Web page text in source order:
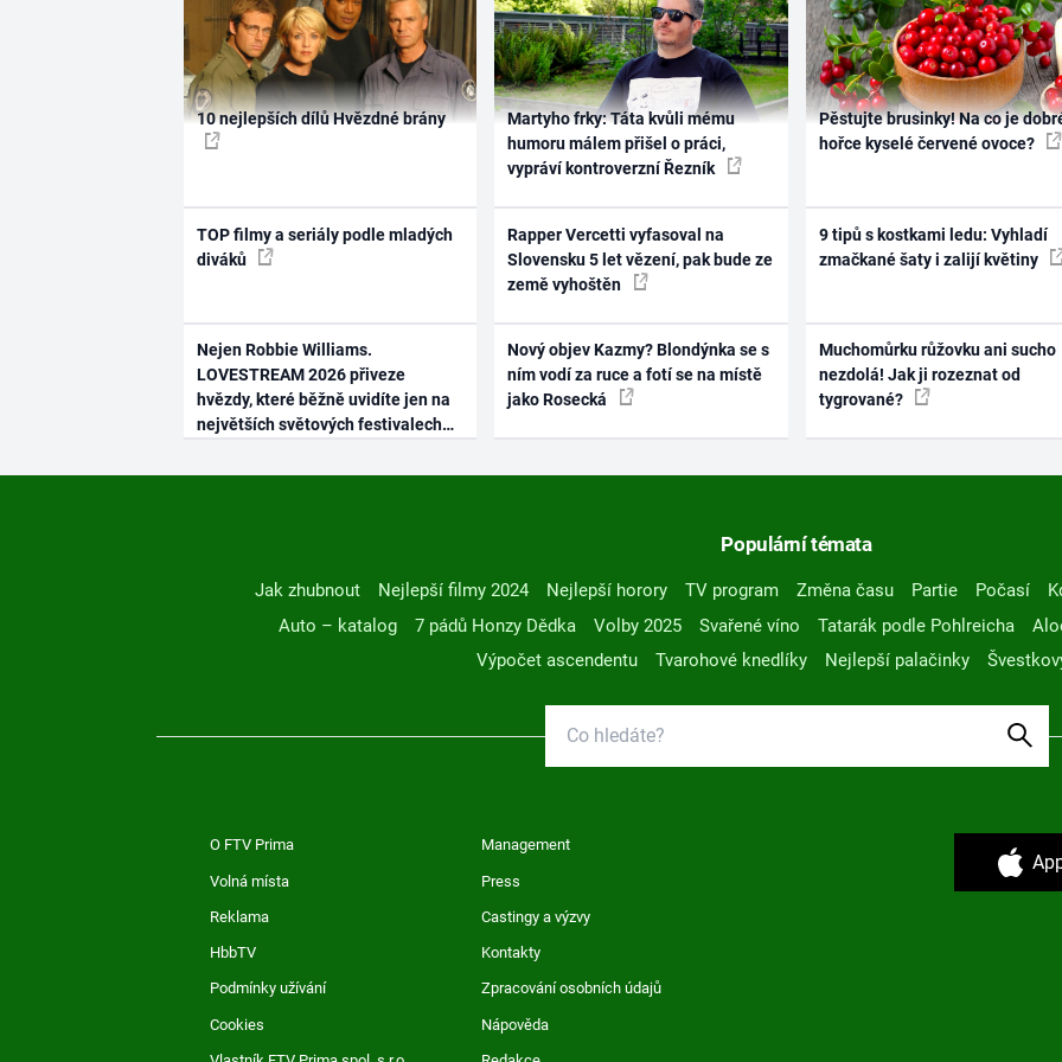
10 nejlepších dílů Hvězdné brány
TOP filmy a seriály podle mladých
diváků
Nejen Robbie Williams.
LOVESTREAM 2026 přiveze
hvězdy, které běžně uvidíte jen na
největších světových festivalech
Martyho frky: Táta kvůli mému
humoru málem přišel o práci,
vypráví kontroverzní Řezník
Rapper Vercetti vyfasoval na
Slovensku 5 let vězení, pak bude ze
země vyhoštěn
Nový objev Kazmy? Blondýnka se s
ním vodí za ruce a fotí se na místě
jako Rosecká
Pěstujte brusinky! Na co je
hořce kyselé červené ovoce?
9 tipů s kostkami ledu: Vyhladí
zmačkané šaty i zalijí květiny
Muchomůrku růžovku ani sucho
nezdolá! Jak ji rozeznat od
tygrované?
Populární témata
Jak zhubnout Nejlepší filmy 2024 Nejlepší horory TV program Změna času Partie Počasí
Auto – katalog
7 pádů Honzy Dědka Volby 2025 Svařené víno Tatarák podle Pohlreicha
Výpočet ascendentu
Tvarohové knedlíky Nejlepší palačinky
O FTV Prima Management
Volná místa Press
Reklama Castingy a výzvy
HbbTV Kontakty
Podmínky užívání Zpracování osobních údajů
Cookies Nápověda